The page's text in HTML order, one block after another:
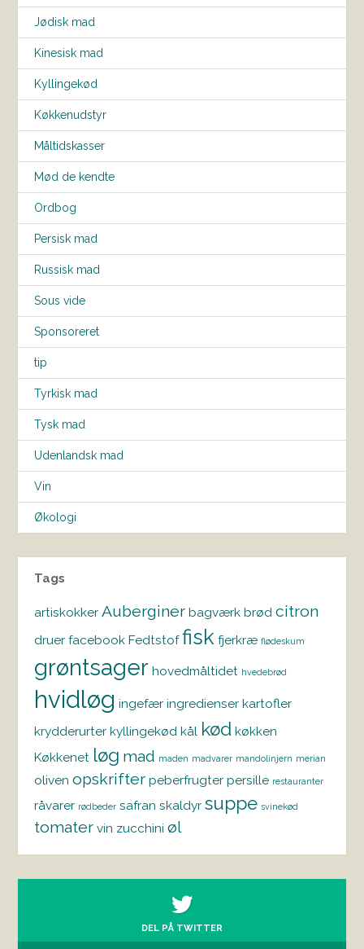
Jødisk mad
Kinesisk mad
Kyllingekød
Køkkenudstyr
Måltidskasser
Mød de kendte
Ordbog
Persisk mad
Russisk mad
Sous vide
Sponsoreret
tip
Tyrkisk mad
Tysk mad
Udenlandsk mad
Vin
Økologi
Tags
artiskokker Auberginer bagværk brød citron
druer facebook Fedtstof fisk fjerkræ flødeskum
grøntsager hovedmåltidet hvedebrød
hvidløg ingefær ingredienser kartofler
krydderurter kyllingekød kål kød køkken
Køkkenet løg mad maden madvarer mandolinjern merian
oliven opskrifter peberfrugter persille restauranter
råvarer rødbeder safran skaldyr suppe svinekød
tomater vin zucchini øl
DEL PÅ TWITTER